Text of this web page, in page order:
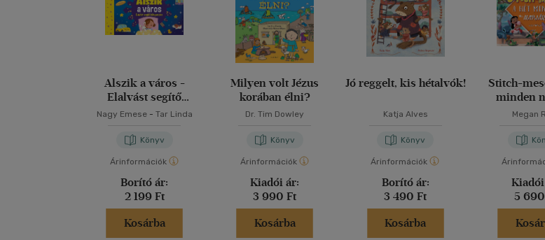
Alszik a város -
Elalvást segítő
könyvecske
Nagy Emese- Tar Linda
Könyv
Árinformációk
Borító ár:
2 199 Ft
Kosárba
Milyen volt Jézus
korában élni?
Dr. Tim Dowley
Könyv
Árinformációk
Kiadói ár:
3 990 Ft
Kosárba
Jó reggelt, kis hétalvók!
Katja Alves
Könyv
Árinformációk
Borító ár:
3 490 Ft
Kosárba
Stitch-
minden
Megan
5